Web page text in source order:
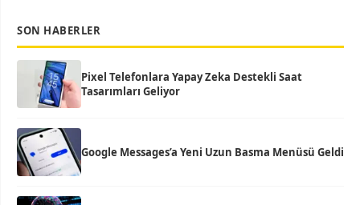
SON HABERLER
Pixel Telefonlara Yapay Zeka Destekli Saat
Tasarımları Geliyor
Google Messages’a Yeni Uzun Basma Menüsü Geldi